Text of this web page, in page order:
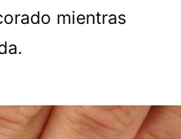
mientras